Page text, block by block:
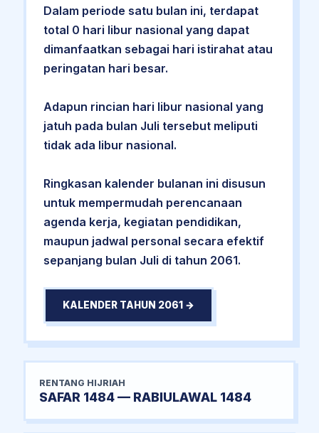
Dalam periode satu bulan ini, terdapat
total 0 hari libur nasional yang dapat
dimanfaatkan sebagai hari istirahat atau
peringatan hari besar.
Adapun rincian hari libur nasional yang
jatuh pada bulan Juli tersebut meliputi
tidak ada libur nasional.
Ringkasan kalender bulanan ini disusun
untuk mempermudah perencanaan
agenda kerja, kegiatan pendidikan,
maupun jadwal personal secara efektif
sepanjang bulan Juli di tahun 2061.
KALENDER TAHUN 2061 →
RENTANG HIJRIAH
SAFAR 1484 — RABIULAWAL 1484